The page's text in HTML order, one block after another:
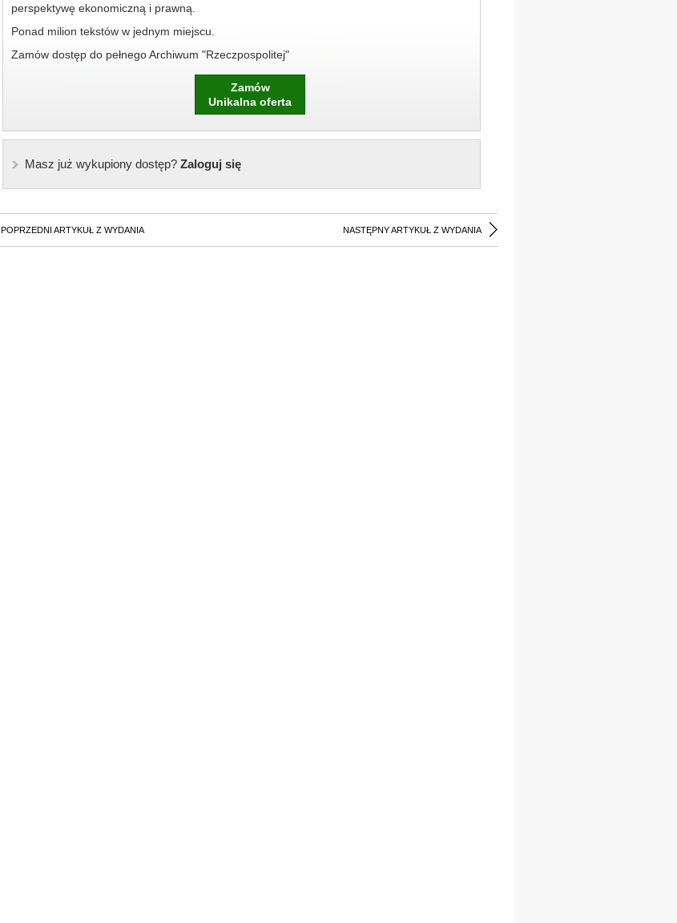
perspektywę ekonomiczną i prawną.
Ponad milion tekstów w jednym miejscu.
Zamów dostęp do pełnego Archiwum "Rzeczpospolitej"
Zamów
Unikalna oferta
Masz już wykupiony dostęp?Zaloguj się
POPRZEDNI ARTYKUŁ Z WYDANIA NASTĘPNY ARTYKUŁ Z WYDANIA